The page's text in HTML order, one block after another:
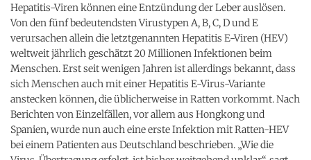
Hepatitis-Viren können eine Entzündung der Leber auslösen.
Von den fünf bedeutendsten Virustypen A, B, C, D und E
verursachen allein die letztgenannten Hepatitis E-Viren (HEV)
weltweit jährlich geschätzt 20 Millionen Infektionen beim
Menschen. Erst seit wenigen Jahren ist allerdings bekannt, dass
sich Menschen auch mit einer Hepatitis E-Virus-Variante
anstecken können, die üblicherweise in Ratten vorkommt. Nach
Berichten von Einzelfällen, vor allem aus Hongkong und
Spanien, wurde nun auch eine erste Infektion mit Ratten-HEV
bei einem Patienten aus Deutschland beschrieben. „Wie die